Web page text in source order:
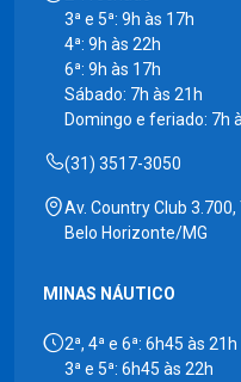
3ª e 5ª: 9h às 17h
4ª: 9h às 22h
6ª: 9h às 17h
Sábado: 7h às 21h
Domingo e feriado: 7h
(31) 3517-3050
Av. Country Club
Belo Horizonte/MG
MINAS NÁUTICO
2ª, 4ª e 6ª: 6h45 às 21h
3ª e 5ª: 6h45 às 22h